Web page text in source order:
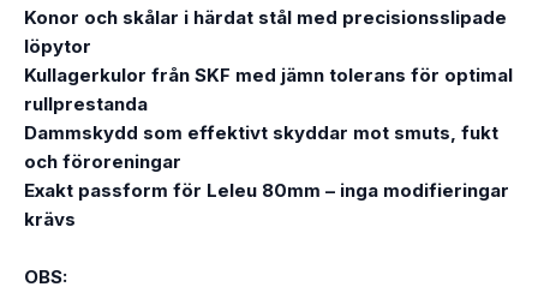
Konor och skålar i härdat stål med precisionsslipade
löpytor
Kullagerkulor från SKF med jämn tolerans för optimal
rullprestanda
Dammskydd som effektivt skyddar mot smuts, fukt
och föroreningar
Exakt passform för Leleu 80mm – inga modifieringar
krävs
OBS: